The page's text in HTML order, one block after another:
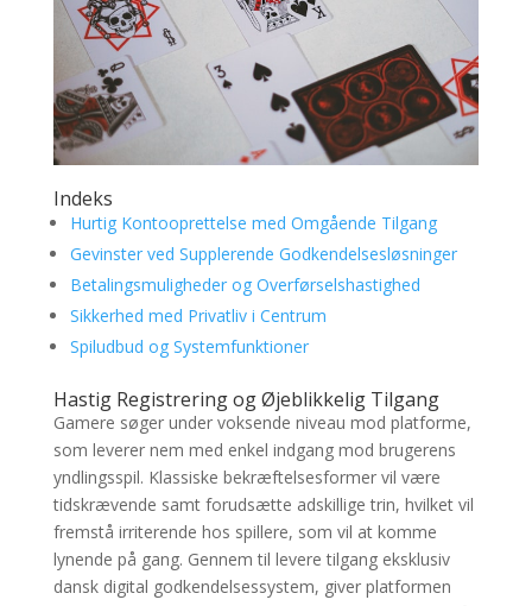
Indeks
Hurtig Kontooprettelse med Omgående Tilgang
Gevinster ved Supplerende Godkendelsesløsninger
Betalingsmuligheder og Overførselshastighed
Sikkerhed med Privatliv i Centrum
Spiludbud og Systemfunktioner
Hastig Registrering og Øjeblikkelig Tilgang
Gamere søger under voksende niveau mod platforme,
som leverer nem med enkel indgang mod brugerens
yndlingsspil. Klassiske bekræftelsesformer vil være
tidskrævende samt forudsætte adskillige trin, hvilket vil
fremstå irriterende hos spillere, som vil at komme
lynende på gang. Gennem til levere tilgang eksklusiv
dansk digital godkendelsessystem, giver platformen